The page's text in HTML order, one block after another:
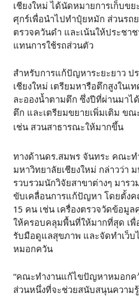
เชียงใหม่ ได้นัดหมายการเก็บข
ศุกร์เพื่อนำไปทำปุ๋ยหมัก ส่วนรถ
ตรวจควันดำ และเน้นให้ประชา
แทนการใช้รถส่วนตัว
สำหรับการแก้ปัญหาระยะยาว ป
เชียงใหม่ เตรียมหารือตึกสูงในเ
ละอองน้ำตามตึก ซึ่งปีที่ผ่านมา
ตึก และเตรียมขยายเพิ่มเติม ขณ
เช่น สวนสาธารณะให้มากขึ้น
ทางด้านดร.สมพร จันทระ คณะ
มหาวิทยาลัยเชียงใหม่ กล่าวว่า
รวบรวมนักวิจัยสาขาต่างๆ มาร
ขับเคลื่อนการแก้ปัญหา โดยตั้ง
15 คน เช่น เครื่องตรวจวัดข้อมู
ให้ครอบคลุมพื้นที่ให้มากที่สุด เ
รับมือดูแลสุขภาพ และจัดทำเว็
หมอกควัน
“คณะทำงานแก้ไขปัญหาหมอกค
ส่วนหนึ่งที่จะช่วยสนับสนุนความ